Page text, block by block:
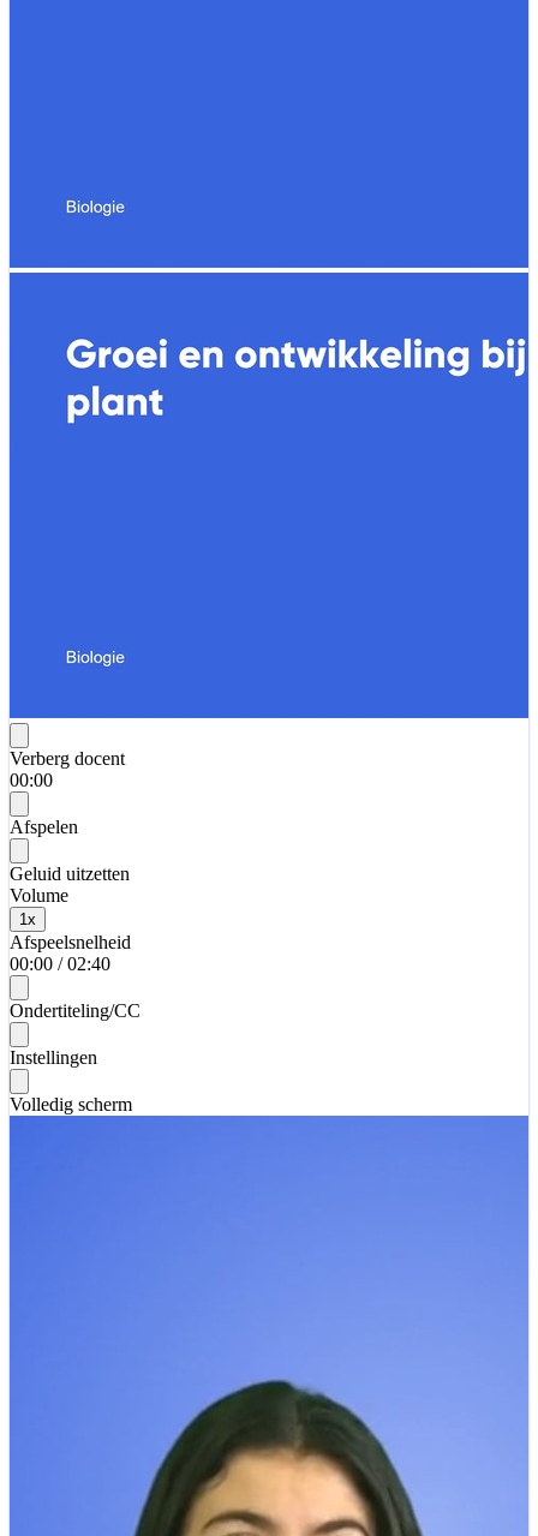
Verberg docent
00:00
Afspelen
Geluid uitzetten
Volume
1x
Afspeelsnelheid
00:00 / 02:40
Ondertiteling/CC
Instellingen
Volledig scherm